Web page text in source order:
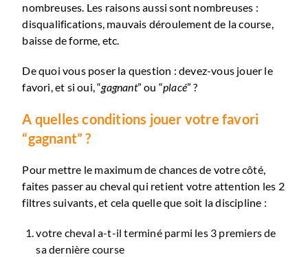
nombreuses. Les raisons aussi sont nombreuses :
disqualifications, mauvais déroulement de la course,
baisse de forme, etc.
De quoi vous poser la question : devez-vous jouer le
favori, et si oui, “gagnant” ou “placé” ?
A quelles conditions jouer votre favori
“gagnant” ?
Pour mettre le maximum de chances de votre côté,
faites passer au cheval qui retient votre attention les 2
filtres suivants, et cela quelle que soit la discipline :
votre cheval a-t-il terminé parmi les 3 premiers de
sa dernière course